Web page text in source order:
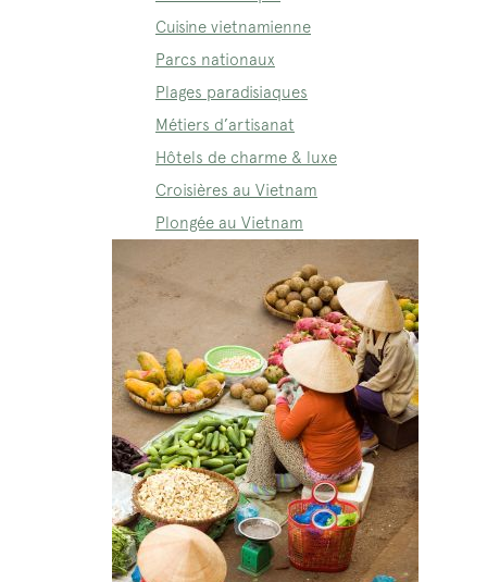
Cuisine vietnamienne
Parcs nationaux
Plages paradisiaques
Métiers d’artisanat
Hôtels de charme & luxe
Croisières au Vietnam
Plongée au Vietnam